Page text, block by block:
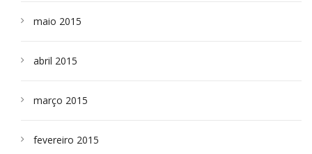
maio 2015
abril 2015
março 2015
fevereiro 2015